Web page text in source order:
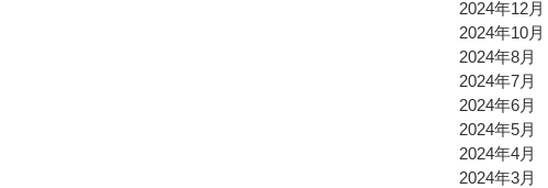
2024年12月
2024年10月
2024年8月
2024年7月
2024年6月
2024年5月
2024年4月
2024年3月